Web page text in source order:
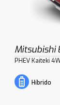
Mitsubishi
PHEV Kaiteki
Híbrido